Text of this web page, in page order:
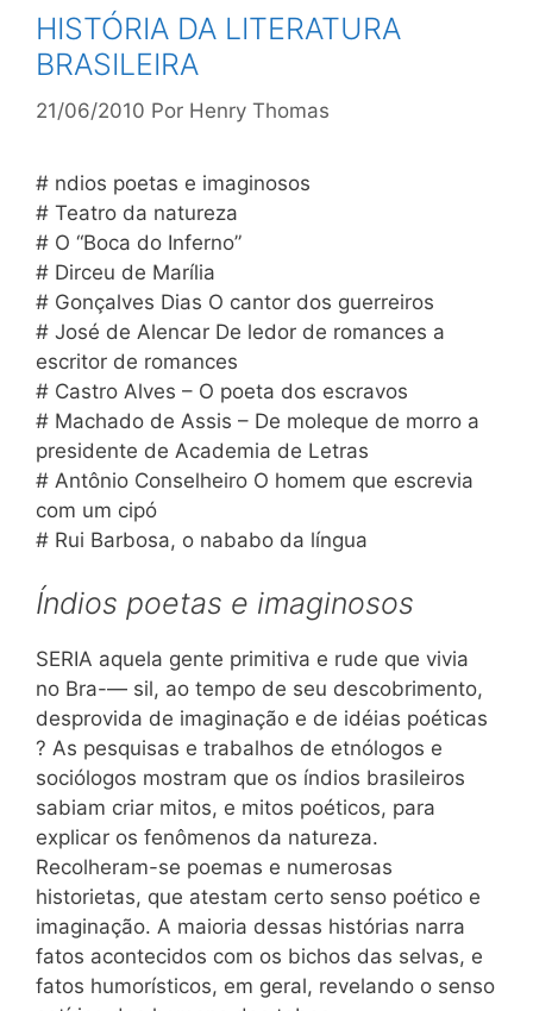
HISTÓRIA DA LITERATURA
BRASILEIRA
21/06/2010 Por Henry Thomas
# ndios poetas e imaginosos
# Teatro da natureza
# O “Boca do Inferno”
# Dirceu de Marília
# Gonçalves Dias O cantor dos guerreiros
# José de Alencar De ledor de romances a
escritor de romances
# Castro Alves – O poeta dos escravos
# Machado de Assis – De moleque de morro a
presidente de Academia de Letras
# Antônio Conselheiro O homem que escrevia
com um cipó
# Rui Barbosa, o nababo da língua
Índios poetas e imaginosos
SERIA aquela gente primitiva e rude que vivia
no Bra-— sil, ao tempo de seu descobrimento,
desprovida de imaginação e de idéias poéticas
? As pesquisas e trabalhos de etnólogos e
sociólogos mostram que os índios brasileiros
sabiam criar mitos, e mitos poéticos, para
explicar os fenômenos da natureza.
Recolheram-se poemas e numerosas
historietas, que atestam certo senso poético e
imaginação. A maioria dessas histórias narra
fatos acontecidos com os bichos das selvas, e
fatos humorísticos, em geral, revelando o senso